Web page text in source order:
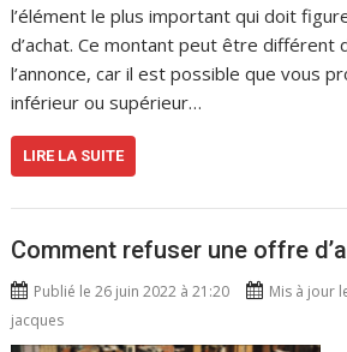
l’élément le plus important qui doit
d’achat. Ce montant peut être différent
l’annonce, car il est possible que vous
inférieur ou supérieur…
LIRE LA SUITE
Comment refuser une offre
Publié le 26 juin 2022 à 21:20
Mis à jour
jacques